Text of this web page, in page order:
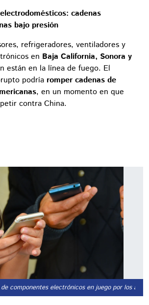
cadenas
bajo presión
refrigeradores, ventiladores y
en Baja California, Sonora y
están en la línea de fuego. El
podría romper cadenas de
, en un momento en que
contra China.
componentes electrónicos en juego por los